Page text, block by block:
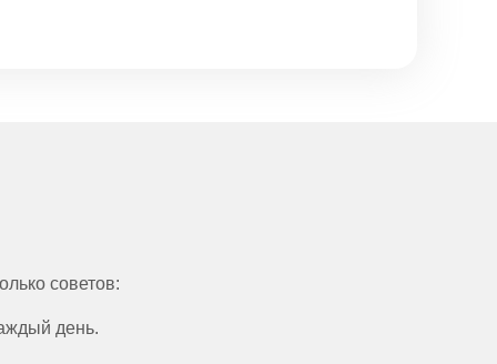
советов:
день.